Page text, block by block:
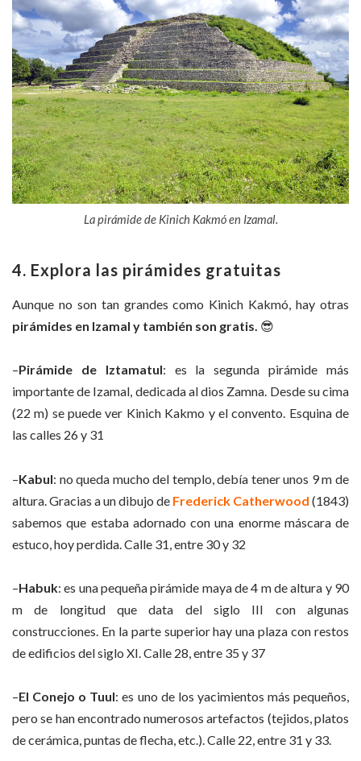
La pirámide de Kinich Kakmó en Izamal.
4. Explora las pirámides gratuitas
Aunque no son tan grandes como Kinich Kakmó, hay otras
pirámides en Izamal y también son gratis. 😎
–Pirámide de Iztamatul: es la segunda pirámide más
importante de Izamal, dedicada al dios Zamna. Desde su cima
(22 m) se puede ver Kinich Kakmo y el convento. Esquina de
las calles 26 y 31
–Kabul: no queda mucho del templo, debía tener unos 9 m de
altura. Gracias a un dibujo de Frederick Catherwood (1843)
sabemos que estaba adornado con una enorme máscara de
estuco, hoy perdida. Calle 31, entre 30 y 32
–Habuk: es una pequeña pirámide maya de 4 m de altura y 90
m de longitud que data del siglo III con algunas
construcciones. En la parte superior hay una plaza con restos
de edificios del siglo XI. Calle 28, entre 35 y 37
–El Conejo o Tuul: es uno de los yacimientos más pequeños,
pero se han encontrado numerosos artefactos (tejidos, platos
de cerámica, puntas de flecha, etc.). Calle 22, entre 31 y 33.